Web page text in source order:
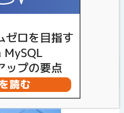
た